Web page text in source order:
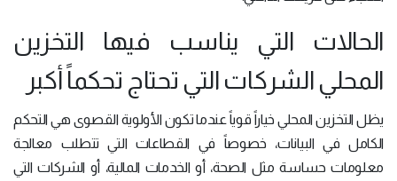
الحالات التي يناسب فيها التخزين
المحلي الشركات التي تحتاج تحكماً أكبر
يظل التخزين المحلي خياراً قوياً عندما تكون الأولوية القصوى هي التحكم
الكامل في البيانات، خصوصاً في القطاعات التي تتطلب معالجة
معلومات حساسة مثل الصحة، أو الخدمات المالية، أو الشركات التي